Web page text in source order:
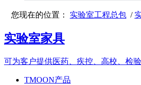
您现在的位置： 实验室工程总包 /
实验室家具
可为客户提供医药、疾控、高校、检
TMOON产品